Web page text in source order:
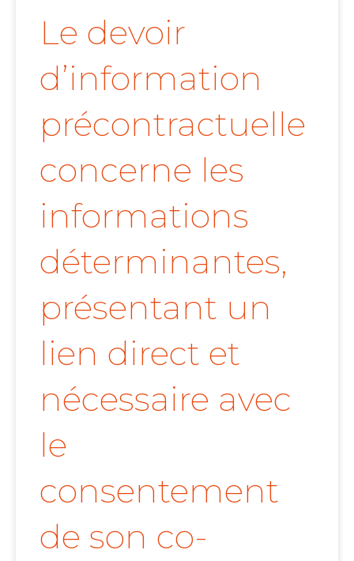
Le devoir
d’information
précontractuelle
concerne les
informations
déterminantes,
présentant un
lien direct et
nécessaire avec
le
consentement
de son co-